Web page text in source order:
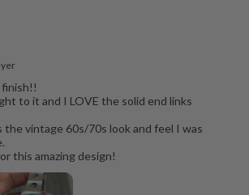
finish!!
to it and I LOVE the solid end links
the vintage 60s/70s look and feel I was
this amazing design!